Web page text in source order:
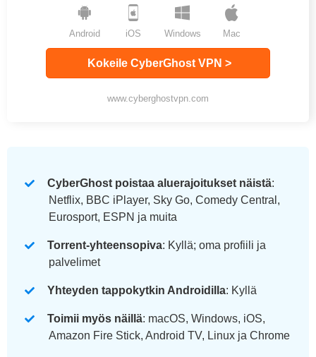
Windows Mac
Android iOS
Kokeile CyberGhost VPN >
www.cyberghostvpn.com
CyberGhost poistaa aluerajoitukset näistä:
Netflix, BBC iPlayer, Sky Go, Comedy Central,
Eurosport, ESPN ja muita
Torrent-yhteensopiva: Kyllä; oma profiili ja
palvelimet
Yhteyden tappokytkin Androidilla: Kyllä
Toimii myös näillä: macOS, Windows, iOS,
Amazon Fire Stick, Android TV, Linux ja Chrome